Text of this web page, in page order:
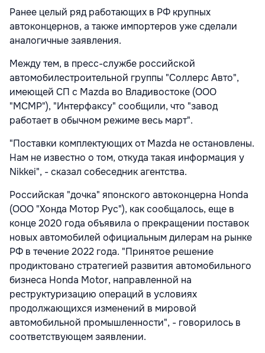
Ранее целый ряд работающих в РФ крупных
автоконцернов, а также импортеров уже сделали
аналогичные заявления.
Между тем, в пресс-службе российской
автомобилестроительной группы "Соллерс Авто",
имеющей СП с Mazda во Владивостоке (ООО
"МСМР"), "Интерфаксу" сообщили, что "завод
работает в обычном режиме весь март".
"Поставки комплектующих от Mazda не остановлены.
Нам не известно о том, откуда такая информация у
Nikkei", - сказал собеседник агентства.
Российская "дочка" японского автоконцерна Honda
(ООО "Хонда Мотор Рус"), как сообщалось, еще в
конце 2020 года объявила о прекращении поставок
новых автомобилей официальным дилерам на рынке
РФ в течение 2022 года. "Принятое решение
продиктовано стратегией развития автомобильного
бизнеса Honda Motor, направленной на
реструктуризацию операций в условиях
продолжающихся изменений в мировой
автомобильной промышленности", - говорилось в
соответствующем заявлении.